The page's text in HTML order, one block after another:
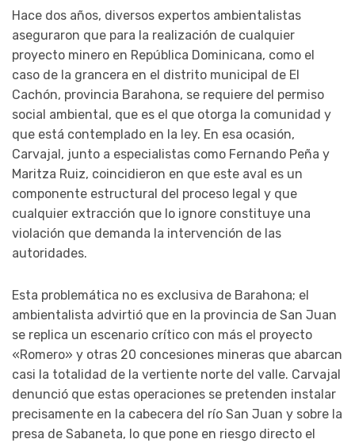
Hace dos años, diversos expertos ambientalistas
aseguraron que para la realización de cualquier
proyecto minero en República Dominicana, como el
caso de la grancera en el distrito municipal de El
Cachón, provincia Barahona, se requiere del permiso
social ambiental, que es el que otorga la comunidad y
que está contemplado en la ley. En esa ocasión,
Carvajal, junto a especialistas como Fernando Peña y
Maritza Ruiz, coincidieron en que este aval es un
componente estructural del proceso legal y que
cualquier extracción que lo ignore constituye una
violación que demanda la intervención de las
autoridades.
Esta problemática no es exclusiva de Barahona; el
ambientalista advirtió que en la provincia de San Juan
se replica un escenario crítico con más el proyecto
«Romero» y otras 20 concesiones mineras que abarcan
casi la totalidad de la vertiente norte del valle. Carvajal
denunció que estas operaciones se pretenden instalar
precisamente en la cabecera del río San Juan y sobre la
presa de Sabaneta, lo que pone en riesgo directo el